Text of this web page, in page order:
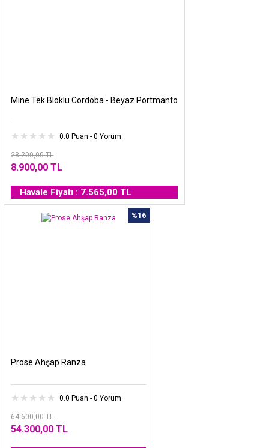
Mine Tek Bloklu Cordoba - Beyaz Portmanto
0.0 Puan - 0 Yorum
23.200,00 TL
8.900,00 TL
Havale Fiyatı : 7.565,00 TL
%16
Prose Ahşap Ranza
0.0 Puan - 0 Yorum
64.600,00 TL
54.300,00 TL